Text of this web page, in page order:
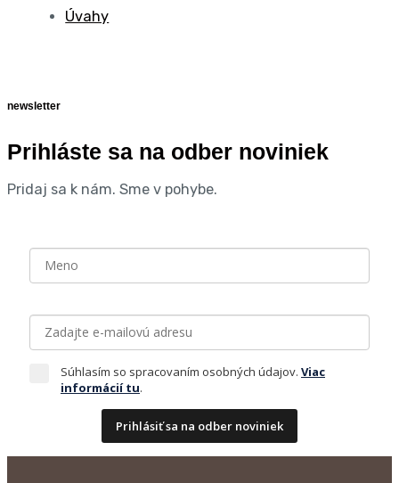
Úvahy
newsletter
Prihláste sa na odber noviniek
Pridaj sa k nám. Sme v pohybe.
Súhlasím so spracovaním osobných údajov. Viac
informácií tu.
Prihlásiť sa na odber noviniek